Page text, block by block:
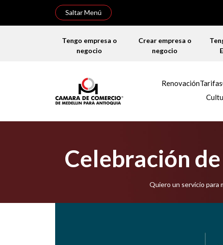
Saltar Menú
Tengo empresa o
negocio
Crear empresa o
negocio
RenovaciónTarifas
Celebración
Quiero un servicio para